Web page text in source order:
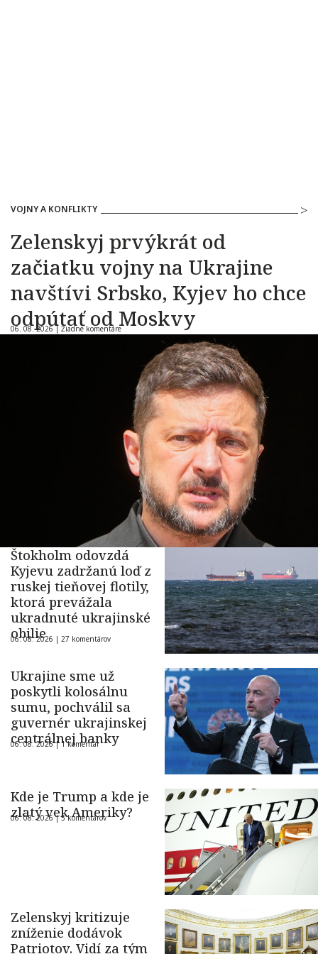
VOJNY A KONFLIKTY
Zelenskyj prvýkrát od
začiatku vojny na Ukrajine
navštívi Srbsko, Kyjev ho chce
odpútať od Moskvy
06. 08. 2026 | Žiadne komentáre
Štokholm odovzdá
Kyjevu zadržanú loď z
ruskej tieňovej flotily,
ktorá prevážala
ukradnuté ukrajinské
obilie
06. 08. 2026 | 27 komentárov
Ukrajine sme už
poskytli kolosálnu
sumu, pochválil sa
guvernér ukrajinskej
centrálnej banky
06. 08. 2026 |1 komentár
Kde je Trump a kde je
zlatý vek Ameriky?
06. 08. 2026 |5 komentárov
Zelenskyj kritizuje
zníženie dodávok
Patriotov. Vidí za tým